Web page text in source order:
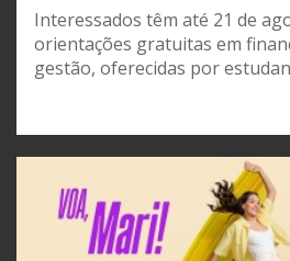
Interessados têm até 21 de
orientações gratuitas em
gestão, oferecidas por